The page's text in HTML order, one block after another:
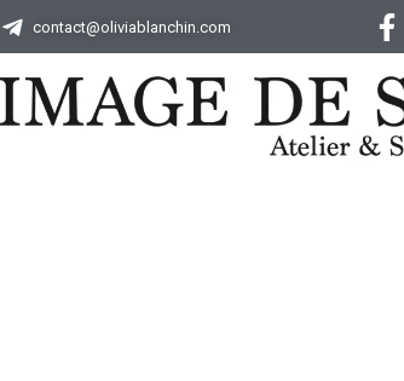
contact@oliviablanchin.com